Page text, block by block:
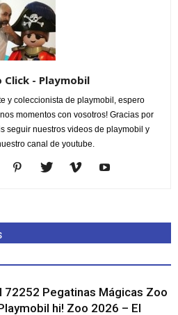
Click - Playmobil
y coleccionista de playmobil, espero
momentos con vosotros! Gracias por
seguir nuestros videos de playmobil y
canal de youtube.
72252 Pegatinas Mágicas Zoo
hi! Zoo 2026 – El